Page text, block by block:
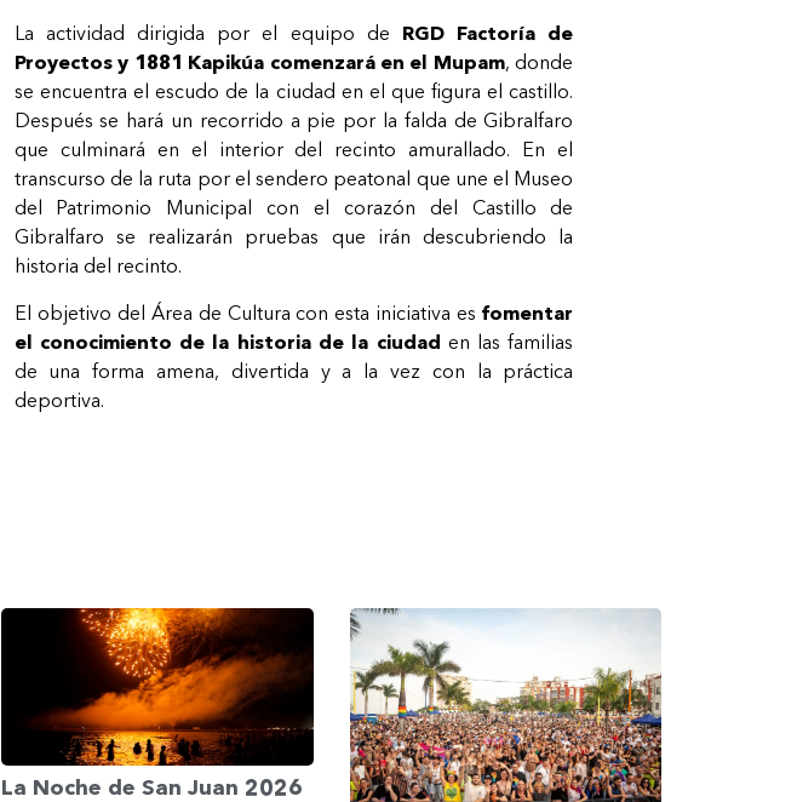
La actividad dirigida por el equipo de RGD Factoría de
Proyectos y 1881 Kapikúa comenzará en el Mupam, donde
se encuentra el escudo de la ciudad en el que figura el castillo.
Después se hará un recorrido a pie por la falda de Gibralfaro
que culminará en el interior del recinto amurallado. En el
transcurso de la ruta por el sendero peatonal que une el Museo
del Patrimonio Municipal con el corazón del Castillo de
Gibralfaro se realizarán pruebas que irán descubriendo la
historia del recinto.
El objetivo del Área de Cultura con esta iniciativa esfomentar
el conocimiento de la historia de la ciudad en las familias
de una forma amena, divertida y a la vez con la práctica
deportiva.
La Noche de San Juan 2026